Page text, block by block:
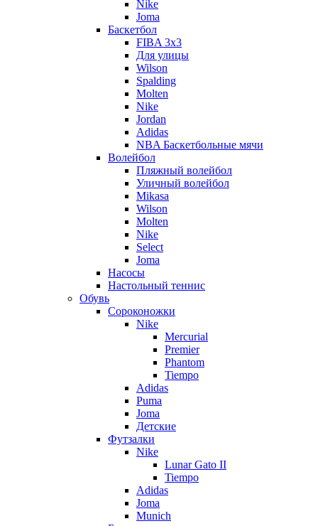
Nike
Joma
Баскетбол
FIBA 3x3
Для улицы
Wilson
Spalding
Molten
Nike
Jordan
Adidas
NBA Баскетбольные мячи
Волейбол
Пляжный волейбол
Уличный волейбол
Mikasa
Wilson
Molten
Nike
Select
Joma
Насосы
Настольный теннис
Обувь
Сороконожки
Nike
Mercurial
Premier
Phantom
Tiempo
Adidas
Puma
Joma
Детские
Футзалки
Nike
Lunar Gato II
Tiempo
Adidas
Joma
Munich